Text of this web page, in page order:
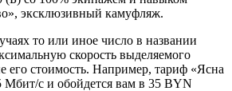
эксклюзивный камуфляж.
то или иное число в названии
скорость выделяемого
его стоимость. Например, тариф «Ясна
Мбит/с и обойдется вам в 35 BYN